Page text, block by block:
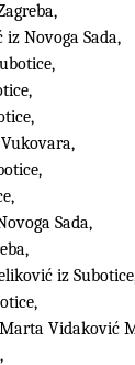
Novoga Sada,
Sada,
iz
Vidaković